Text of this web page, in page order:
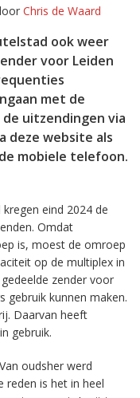
Chris de Waard
ook weer
voor Leiden
met de
uitzendingen via
deze website als
mobiele telefoon.
eind 2024 de
Omdat
is, moest de omroep
op de multiplex in
zender voor
gebruik kunnen maken.
Daarvan heeft
gebruik.
oudsher werd
reden is het in heel